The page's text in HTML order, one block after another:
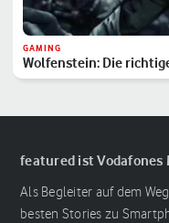
GAMING
Wolfenstein: Die
featured ist
Als Begleiter auf dem
besten Stories zu